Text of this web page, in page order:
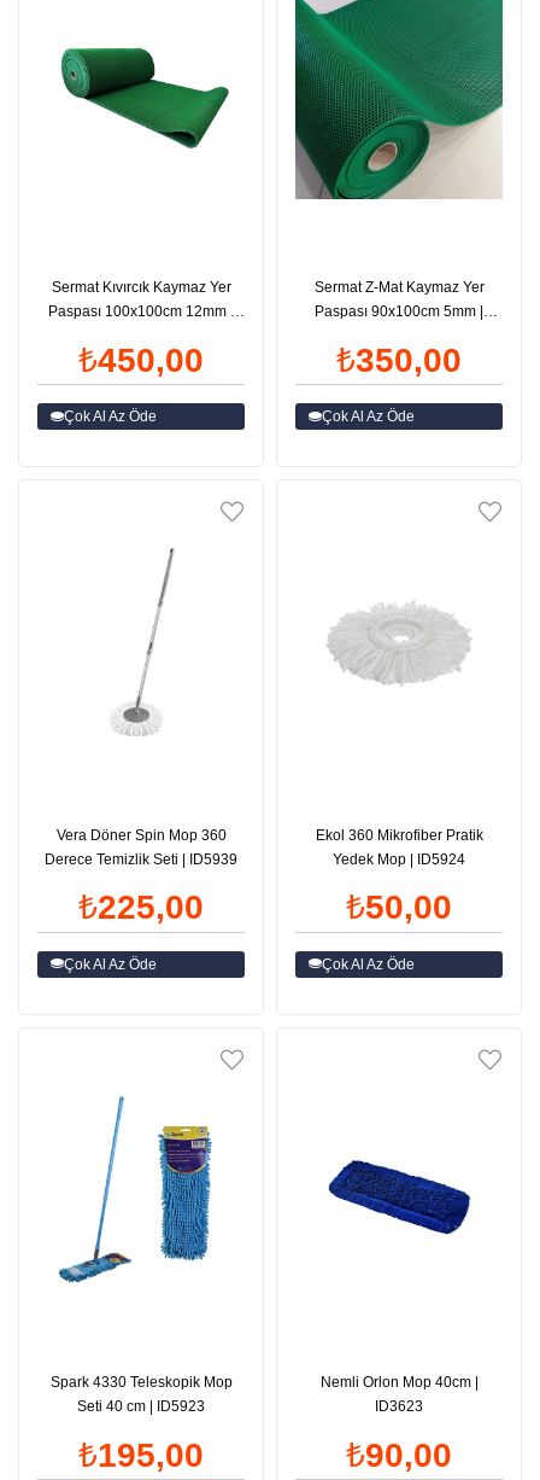
Sermat Kıvırcık Kaymaz Yer
Paspası 100x100cm 12mm |
₺450,00
Çok Al Az Öde
Sermat Z-Mat Kaymaz Yer
Paspası 90x100cm 5mm |
₺350,00
Çok Al Az Öde
Vera Döner Spin Mop 360
Derece Temizlik Seti | ID5939
₺225,00
Çok Al Az Öde
Ekol 360 Mikrofiber Pratik
Yedek Mop | ID5924
₺50,00
Çok Al Az Öde
Spark 4330 Teleskopik Mop
Seti 40 cm | ID5923
₺195,00
Nemli Orlon Mop 40cm |
ID3623
₺90,00